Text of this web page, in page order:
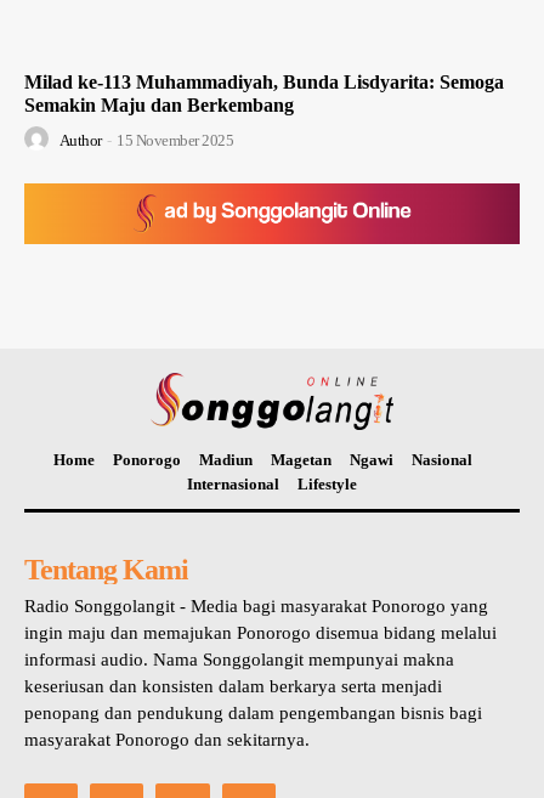
Milad ke-113 Muhammadiyah, Bunda Lisdyarita: Semoga
Semakin Maju dan Berkembang
Author - 15 November 2025
Home Ponorogo Madiun Magetan Ngawi
Nasional
Internasional
Lifestyle
Tentang Kami
Radio Songgolangit - Media bagi masyarakat Ponorogo yang
ingin maju dan memajukan Ponorogo disemua bidang melalui
informasi audio. Nama Songgolangit mempunyai makna
keseriusan dan konsisten dalam berkarya serta menjadi
penopang dan pendukung dalam pengembangan bisnis bagi
masyarakat Ponorogo dan sekitarnya.